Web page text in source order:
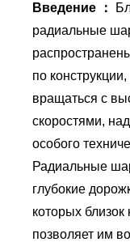
Введение ：
радиальные
по
вращаться с
скоростями,
особого
Радиальные
глубокие
которых
позволяет им